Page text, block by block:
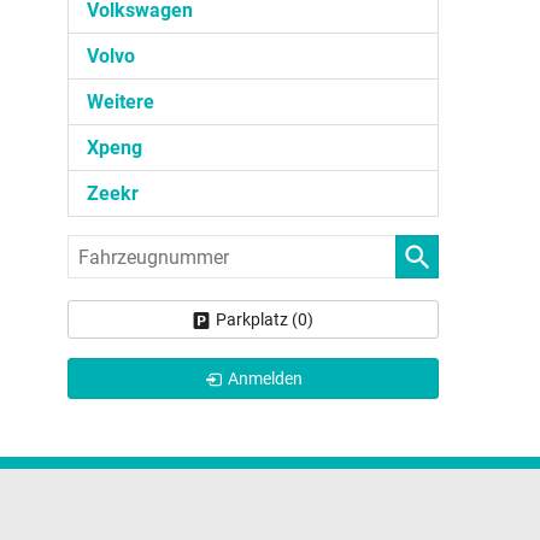
Volkswagen
Volvo
Weitere
Xpeng
Zeekr
Fahrzeugnummer
Parkplatz (0)
Anmelden